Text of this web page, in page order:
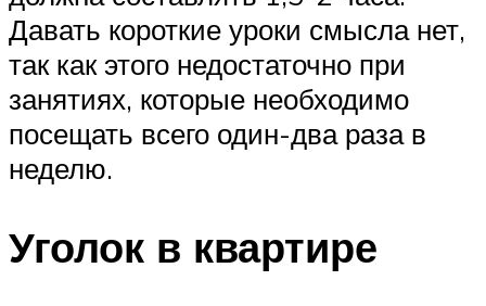
Давать короткие уроки смысла нет,
так как этого недостаточно при
занятиях, которые необходимо
посещать всего один-два раза в
неделю.
Уголок в квартире